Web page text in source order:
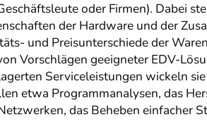
oder Firmen). Dabei
der Hardware und der
und Preisunterschiede der
Vorschlägen geeigneter EDV-
Serviceleistungen wickeln
etwa Programmanalysen, das
das Beheben einfacher